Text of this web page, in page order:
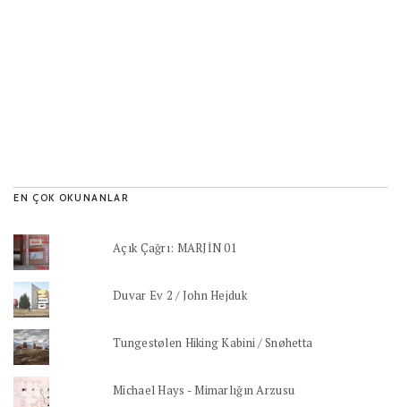
EN ÇOK OKUNANLAR
Açık Çağrı: MARJİN 01
Duvar Ev 2 / John Hejduk
Tungestølen Hiking Kabini / Snøhetta
Michael Hays - Mimarlığın Arzusu